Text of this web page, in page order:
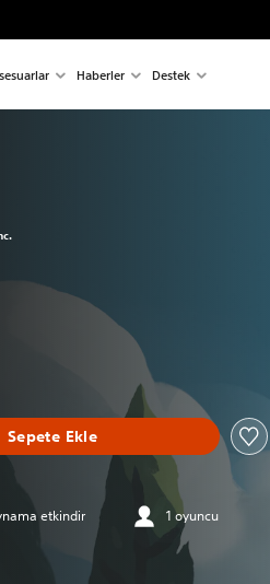
Haberler Destek
Sepete Ekle
etkindir 1 oyuncu